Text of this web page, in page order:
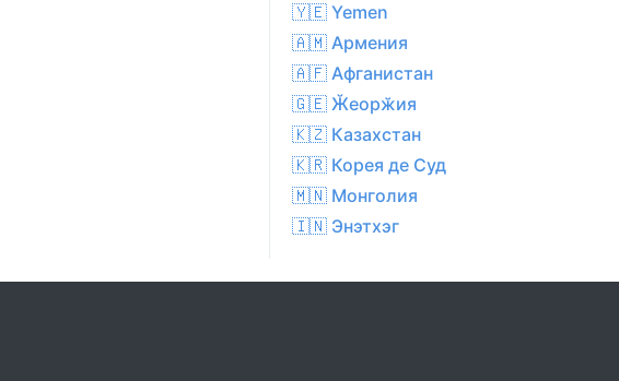
🇾🇪 Yemen
🇦🇲 Армения
🇦🇫 Афганистан
🇬🇪 Ӂеорӂия
🇰🇿 Казахстан
🇰🇷 Корея де Суд
🇲🇳 Монголия
🇮🇳 Энэтхэг